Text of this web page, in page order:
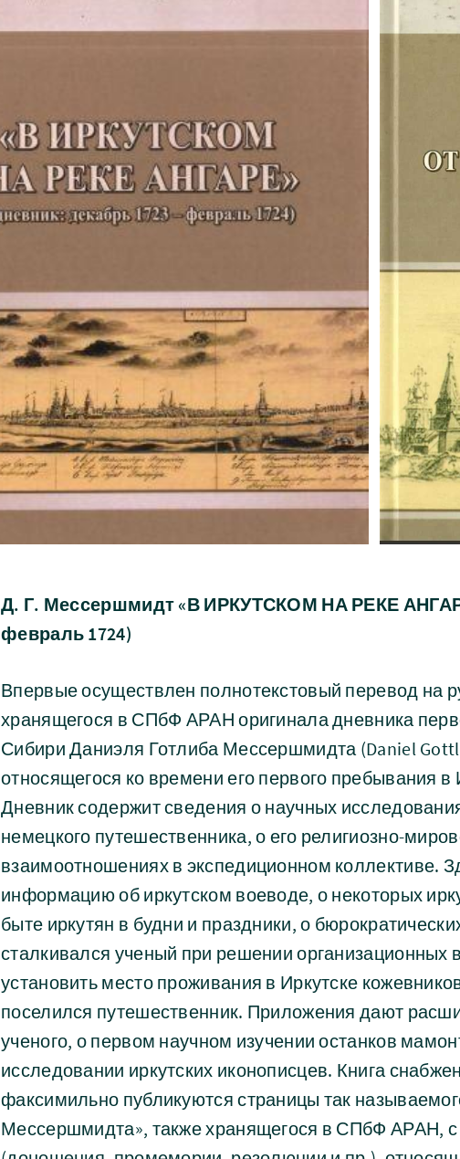
Д. Г. Мессершмидт «В ИРКУТСКОМ НА РЕКЕ
февраль 1724)
Впервые осуществлен полнотекстовый перевод на
хранящегося в СПбФ АРАН оригинала дневника
Сибири Даниэля Готлиба Мессершмидта (Daniel
относящегося ко времени его первого пребывания в
Дневник содержит сведения о научных
немецкого путешественника, о его религиозно-
взаимоотношениях в экспедиционном коллективе.
информацию об иркутском воеводе, о некоторых
быте иркутян в будни и праздники, о
сталкивался ученый при решении организационных
установить место проживания в Иркутске
поселился путешественник. Приложения дают
ученого, о первом научном изучении останков
исследовании иркутских иконописцев. Книга
факсимильно публикуются страницы так
Мессершмидта», также хранящегося в СПбФ АРАН,